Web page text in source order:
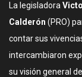
La legisladora
Calderón (PRO)
contar sus
intercambiaron
su visión general de